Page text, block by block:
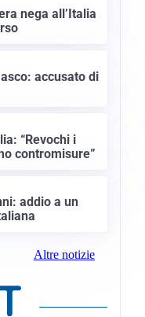
nega all’Italia
accusato di
“Revochi i
contromisure”
addio a un
Altre notizie